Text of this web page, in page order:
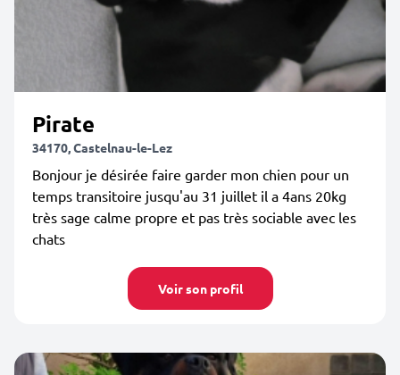
Pirate
34170, Castelnau-le-Lez
Bonjour je désirée faire garder mon chien pour un
temps transitoire jusqu'au 31 juillet il a 4ans 20kg
très sage calme propre et pas très sociable avec les
chats
Voir son profil